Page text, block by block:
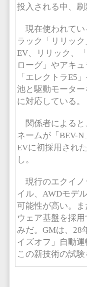
投入される中、刷
現在使われてい
ラック「リリッ
EV、リリック、
ローグ」やアキ
「エレクトラE5
池と駆動モータ
に対応している。
関係者によると
ネームが「BEV-
EVに初採用され
し。
現行のエクイノ
イル、AWDモデ
可能性が高い。
ウェア基盤を採
みだ。GMは、28
イズオフ」自動
この新技術の試験